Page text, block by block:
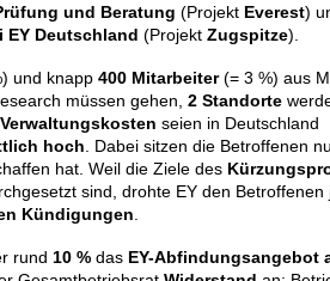
und Beratung (Projekt Everest)
EY Deutschland (Projekt Zugspitze).
und knapp 400 Mitarbeiter(= 3 %) aus
müssen gehen, 2 Standorte
Verwaltungskosten seien in Deutschland
hoch . Dabei sitzen die Betroffenen
hat. Weil die Ziele des
sind, drohte EY den Betroffenen
Kündigungen
rund 10 % das EY-Abfindungsangebot